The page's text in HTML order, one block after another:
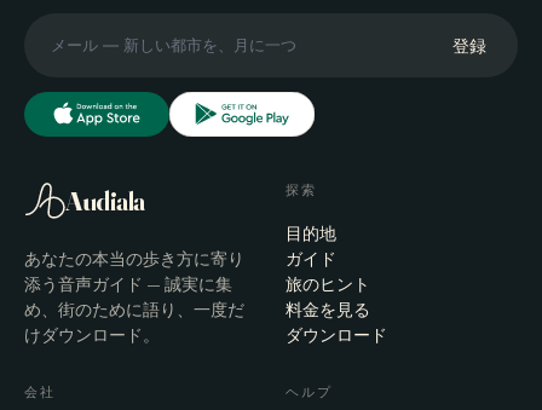
登録
Audiala
あなたの本当の歩き方に寄り
添う音声ガイド — 誠実に集
め、街のために語り、一度だ
けダウンロード。
探索
目的地
ガイド
旅のヒント
料金を見る
ダウンロード
会社 ヘルプ